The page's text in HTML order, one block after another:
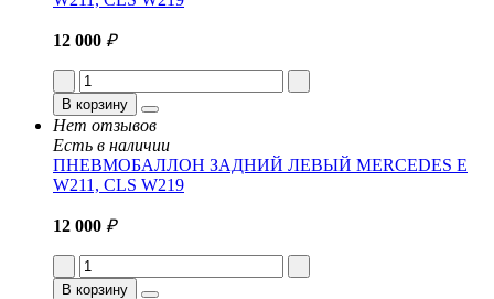
12 000 ₽
В корзину
Нет отзывов
Есть в наличии
ПНЕВМОБАЛЛОН ЗАДНИЙ ЛЕВЫЙ MERCEDES E
W211, CLS W219
12 000 ₽
В корзину